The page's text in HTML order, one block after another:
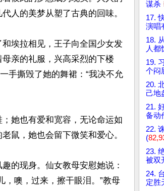
人的美梦从塑了古典的回味。
埃拉相见，王子向全国少女发
亲的礼服，兴高采烈的下楼
手撕毁了她的舞裙：“我决不允
她也有爱和宽容，无论命运如
鼠，她也会留下微笑和爱心。
的现身。仙女教母安慰她说：
，噢，过来，擦干眼泪。”教母
谋杀
17.
演唱
18.
人都
19.
个闷
20.
己地
21.
备动
22.
(
23.
被双
24.
定胜